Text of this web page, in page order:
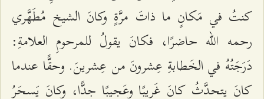
كنتُ في مَكانٍ ما ذاتَ مرَّةٍ وكانَ الشيخ مُطَهَّري
رحمه الله حاضرًا، فكانَ يقولُ للمرحومِ العلامةِ:
دَرَجَتُهُ في الخَطابةِ عِشرونَ من عِشرينَ. وحقًّا عندما
كانَ يتحدَّثُ كانَ غَريبًا وعَجيبًا جدًّا، وكانَ يَسحَرُ